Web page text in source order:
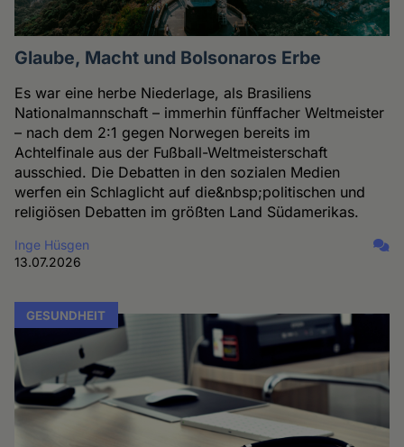
Glaube, Macht und Bolsonaros Erbe
Es war eine herbe Niederlage, als Brasiliens
Nationalmannschaft – immerhin fünffacher Weltmeister
– nach dem 2:1 gegen Norwegen bereits im
Achtelfinale aus der Fußball-Weltmeisterschaft
ausschied. Die Debatten in den sozialen Medien
werfen ein Schlaglicht auf die&nbsp;politischen und
religiösen Debatten im größten Land Südamerikas.
Inge Hüsgen
13.07.2026
GESUNDHEIT